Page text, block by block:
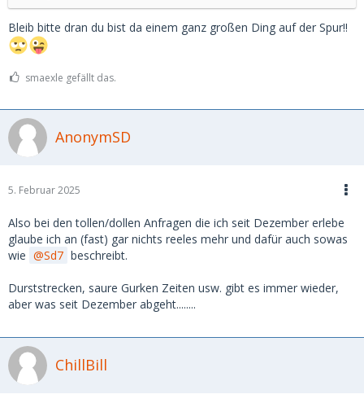
Bleib bitte dran du bist da einem ganz großen Ding auf der Spur!!
smaexle gefällt das.
AnonymSD
5. Februar 2025
Also bei den tollen/dollen Anfragen die ich seit Dezember erlebe
glaube ich an (fast) gar nichts reeles mehr und dafür auch sowas
wie
Sd7 beschreibt.
Durststrecken, saure Gurken Zeiten usw. gibt es immer wieder,
aber was seit Dezember abgeht........
ChillBill